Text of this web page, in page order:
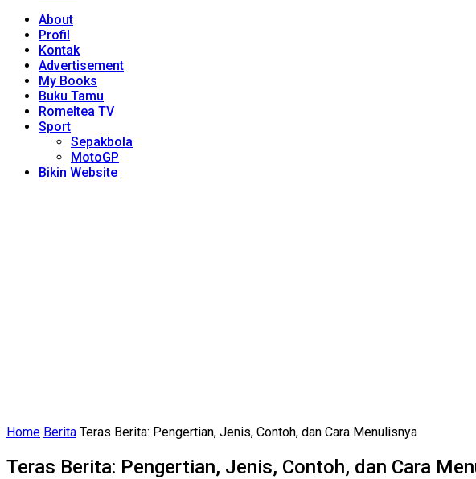
About
Profil
Kontak
Advertisement
My Books
Buku Tamu
Romeltea TV
Sport
Sepakbola
MotoGP
Bikin Website
Home Berita Teras Berita: Pengertian, Jenis, Contoh, dan Cara Menulisnya
Teras Berita: Pengertian, Jenis, Contoh, dan Cara